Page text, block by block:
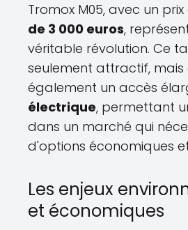
Tromox M05, avec un
de 3 000 euros,
véritable révolution. Ce
seulement attractif, mais
également un accès
électrique, permettant
dans un marché qui
d'options économiques
Les enjeux
et économiques